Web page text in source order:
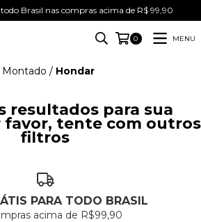
todo Brasil nas compras acima de R$ 99,90
0 MENU
Montado / Hondar
resultados para sua
favor, tente com outros
filtros
PARA TODO BRASIL
acima de R$99,90